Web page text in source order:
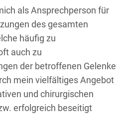
als Ansprechperson für
des gesamten
häufig zu
auch zu
der betroffenen Gelenke
mein vielfältiges Angebot
und chirurgischen
erfolgreich beseitigt